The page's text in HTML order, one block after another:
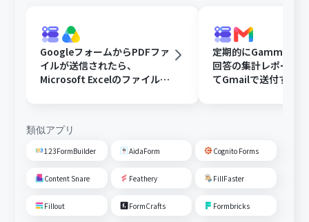
GoogleフォームからPDFファ
イルが送信されたら、
Microsoft Excelのファイルに
定期的にGammaで
回答の集計レポート
てGmailで送付する
類似アプリ
123FormBuilder AidaForm Cognito Forms
Content Snare Feathery FillFaster
Fillout FormCrafts Formbricks